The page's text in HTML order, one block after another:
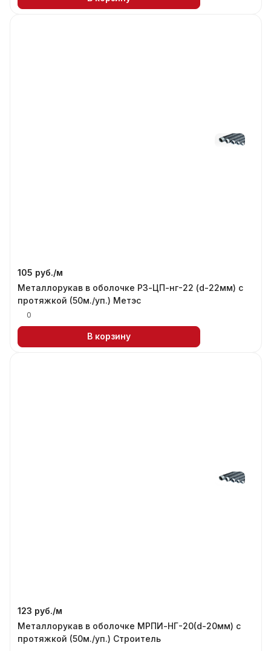
105 руб./м
Металлорукав в оболочке РЗ-ЦП-нг-22 (d-22мм) с
протяжкой (50м./уп.) Метэс
0
В корзину
123 руб./м
Металлорукав в оболочке МРПИ-НГ-20(d-20мм) с
протяжкой (50м./уп.) Строитель